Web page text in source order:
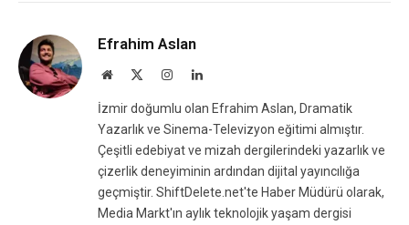
Efrahim Aslan
Website InstagramLinkedIn
İzmir doğumlu olan Efrahim Aslan, Dramatik
Yazarlık ve Sinema-Televizyon eğitimi almıştır.
Çeşitli edebiyat ve mizah dergilerindeki yazarlık ve
çizerlik deneyiminin ardından dijital yayıncılığa
geçmiştir. ShiftDelete.net'te Haber Müdürü olarak,
Media Markt'ın aylık teknolojik yaşam dergisi